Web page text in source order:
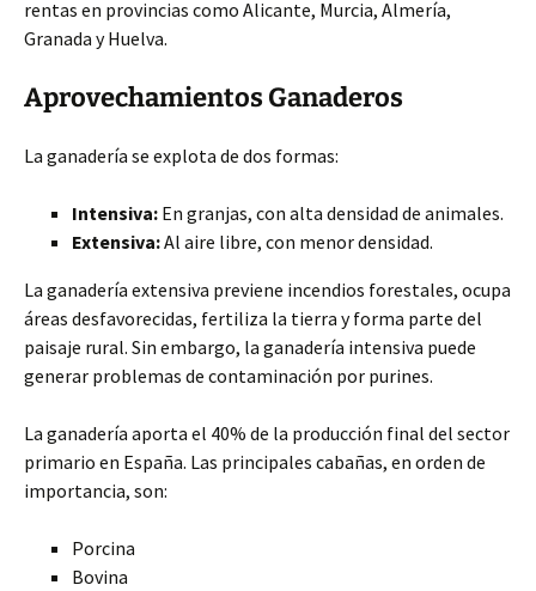
rentas en provincias como Alicante, Murcia, Almería,
Granada y Huelva.
Aprovechamientos Ganaderos
La ganadería se explota de dos formas:
Intensiva: En granjas, con alta densidad de animales.
Extensiva:Al aire libre, con menor densidad.
La ganadería extensiva previene incendios forestales, ocupa
áreas desfavorecidas, fertiliza la tierra y forma parte del
paisaje rural. Sin embargo, la ganadería intensiva puede
generar problemas de contaminación por purines.
La ganadería aporta el 40% de la producción final del sector
primario en España. Las principales cabañas, en orden de
importancia, son:
Porcina
Bovina